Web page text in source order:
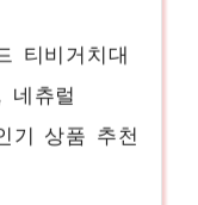
티비거치대
츄럴
기 상품 추천
, CRP-